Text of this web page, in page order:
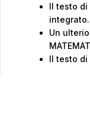
Il testo di
integrato.
Un
Il testo di